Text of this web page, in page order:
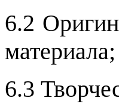
6.2
материала;
6.3